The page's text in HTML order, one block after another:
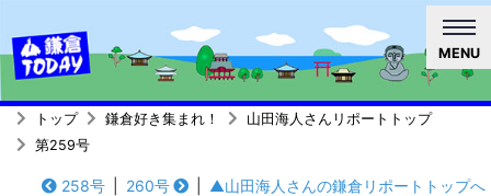
MENU
トップ 鎌倉好き集まれ！
山田海人さんリポートトップ
第259号
258号 260号 ▲山田海人さんの鎌倉リポートトップへ